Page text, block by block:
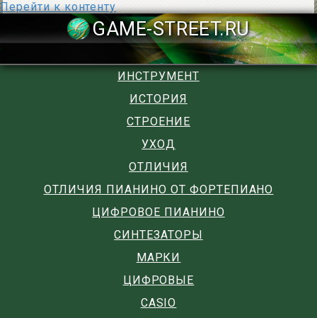
Перейти к контенту
GAME-
ИНСТРУМЕНТ
ИСТОРИЯ
СТРОЕНИЕ
УХОД
ОТЛИЧИЯ
ОТЛИЧИЯ ПИАНИНО ОТ ФОРТЕПИАНО
ЦИФРОВОЕ ПИАНИНО
СИНТЕЗАТОРЫ
МАРКИ
ЦИФРОВЫЕ
CASIO